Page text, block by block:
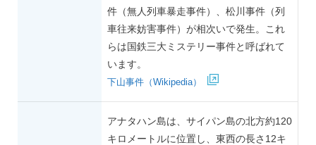
件（無人列車暴走事件）、松川事件（列
車往来妨害事件）が相次いで発生。これ
らは国鉄三大ミステリー事件と呼ばれて
います。
下山事件（Wikipedia）
アナタハン島は、サイパン島の北方約120
キロメートルに位置し、東西の長さ12キ